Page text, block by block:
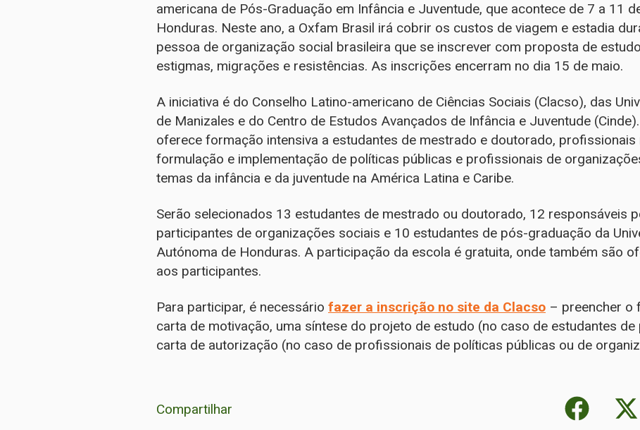
americana de Pós-Graduação em Infância e Juventude, que acontece de 7 a 11
Honduras. Neste ano, a Oxfam Brasil irá cobrir os custos de viagem e estadia
pessoa de organização social brasileira que se inscrever com proposta de
estigmas, migrações e resistências. As inscrições encerram no dia 15 de maio.
A iniciativa é do Conselho Latino-americano de Ciências Sociais (Clacso), das
de Manizales e do Centro de Estudos Avançados de Infância e Juventude
oferece formação intensiva a estudantes de mestrado e doutorado, profissionais
formulação e implementação de políticas públicas e profissionais de
temas da infância e da juventude na América Latina e Caribe.
Serão selecionados 13 estudantes de mestrado ou doutorado, 12 responsáveis
participantes de organizações sociais e 10 estudantes de pós-graduação da
Autónoma de Honduras. A participação da escola é gratuita, onde também são
aos participantes.
Para participar, é necessário fazer a inscrição no site da Clacso – preencher o
carta de motivação, uma síntese do projeto de estudo (no caso de estudantes
carta de autorização (no caso de profissionais de políticas públicas ou de
Compartilhar